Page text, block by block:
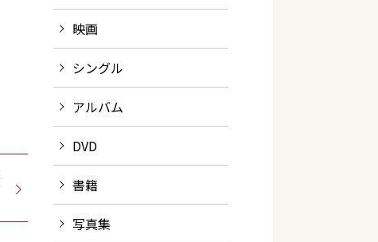
映画
シングル
アルバム
DVD
書籍
写真集